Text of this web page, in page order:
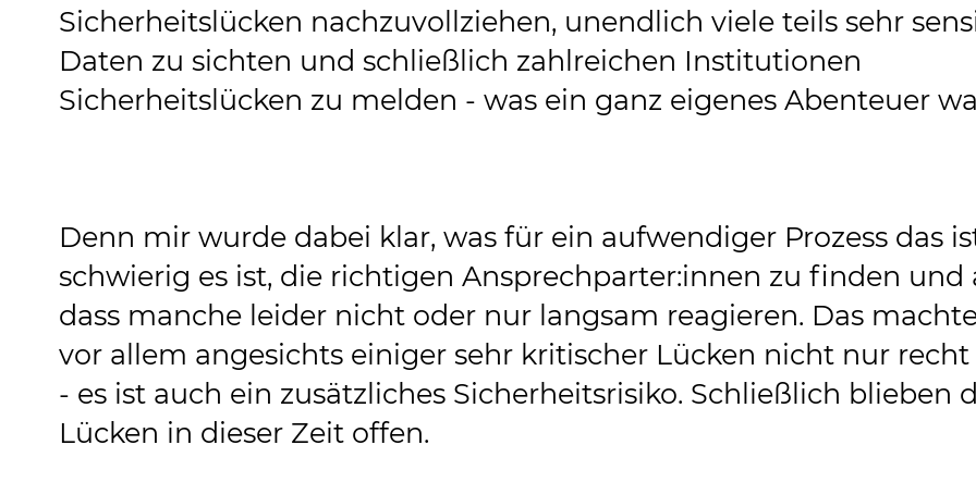
Sicherheitslücken nachzuvollziehen, unendlich viele teils sehr
Daten zu sichten und schließlich zahlreichen Institutionen
Sicherheitslücken zu melden - was ein ganz eigenes Abenteuer
Denn mir wurde dabei klar, was für ein aufwendiger Prozess das
schwierig es ist, die richtigen Ansprechparter:innen zu finden und
dass manche leider nicht oder nur langsam reagieren. Das
vor allem angesichts einiger sehr kritischer Lücken nicht nur recht
- es ist auch ein zusätzliches Sicherheitsrisiko. Schließlich blieben
Lücken in dieser Zeit offen.